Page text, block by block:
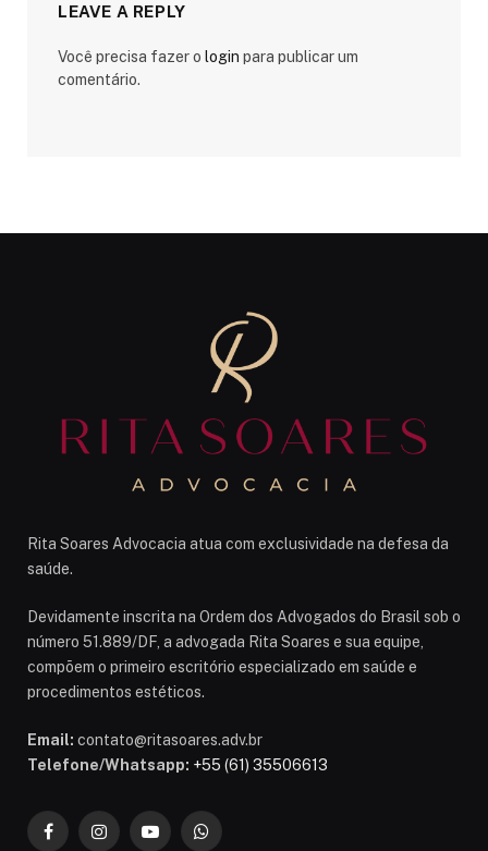
LEAVE A REPLY
Você precisa fazer o login para publicar um
comentário.
Rita Soares Advocacia atua com exclusividade na defesa da
saúde.
Devidamente inscrita na Ordem dos Advogados do Brasil sob o
número 51.889/DF, a advogada Rita Soares e sua equipe,
compõem o primeiro escritório especializado em saúde e
procedimentos estéticos.
Email: contato@ritasoares.adv.br
Telefone/Whatsapp: +55 (61) 35506613
FacebookInstagramYouTubeWhatsApp